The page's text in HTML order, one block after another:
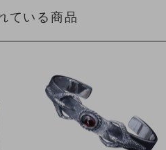
ている商品